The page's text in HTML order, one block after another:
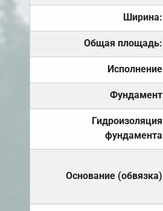
Ширина:
Общая площадь:
Исполнение
Фундамент
Гидроизоляция
фундамента
Основание (обвязка)